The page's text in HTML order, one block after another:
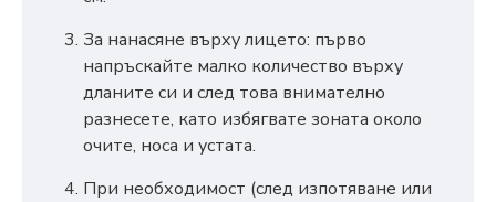
За нанасяне върху лицето: първо
напръскайте малко количество върху
дланите си и след това внимателно
разнесете, като избягвате зоната около
очите, носа и устата.
При необходимост (след изпотяване или